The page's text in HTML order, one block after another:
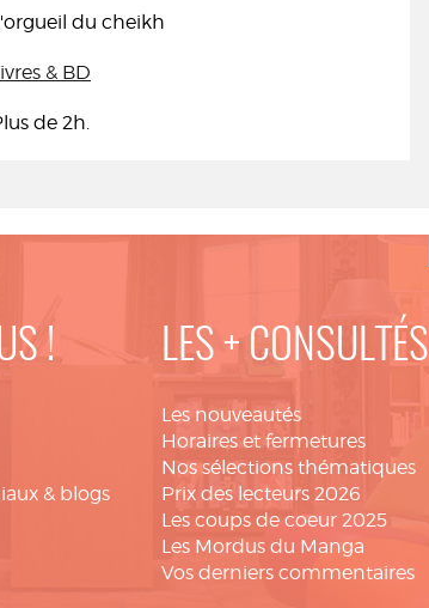
du cheikh
& BD
de 2h.
!
& blogs
LES + CONSULTÉS
Les nouveautés
Horaires et fermetures
Nos sélections thématiques
Prix des lecteurs 2026
Les coups de coeur 2025
Les Mordus du Manga
Vos derniers commentaires